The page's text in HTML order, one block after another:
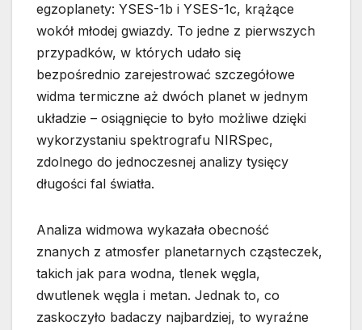
egzoplanety: YSES-1b i YSES-1c, krążące
wokół młodej gwiazdy. To jedne z pierwszych
przypadków, w których udało się
bezpośrednio zarejestrować szczegółowe
widma termiczne aż dwóch planet w jednym
układzie – osiągnięcie to było możliwe dzięki
wykorzystaniu spektrografu NIRSpec,
zdolnego do jednoczesnej analizy tysięcy
długości fal światła.
Analiza widmowa wykazała obecność
znanych z atmosfer planetarnych cząsteczek,
takich jak para wodna, tlenek węgla,
dwutlenek węgla i metan. Jednak to, co
zaskoczyło badaczy najbardziej, to wyraźne